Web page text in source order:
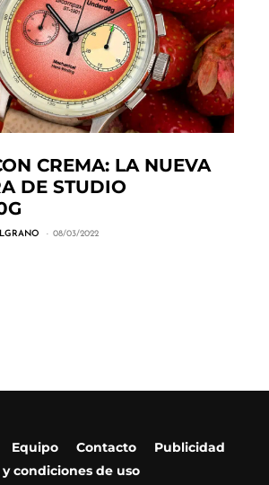
CREMA: LA NUEVA
DE STUDIO
08/03/2022
Equipo Contacto
Publicidad
condiciones de uso